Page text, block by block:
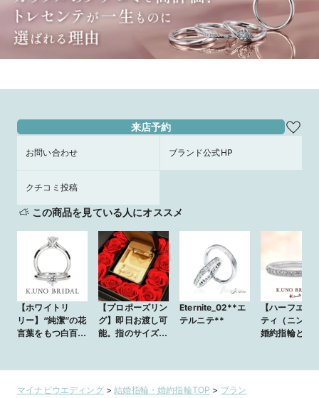
来店予約
お問い合わせ ブランド公式HP
クチコミ投稿
この商品を見ている人にオススメ
【ホワイトリ
リー】“純潔”の花
言葉をもつ白百合
【プロポーズリン
グ】即日お渡し可
能。指のサイズ不
Eternite_02**エ
テルニテ**
【ハーフエタ
ティ（ニンニ
婚約指輪とし
ニティ
マイナビウエディング>結婚指輪・婚約指輪TOP > ブラン